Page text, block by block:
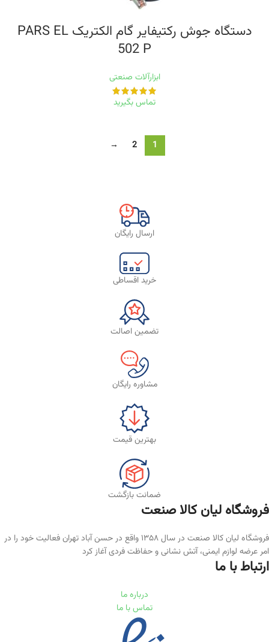
دستگاه جوش رکتیفایر گام الکتریک PARS EL
502 P
ابزارآلات صنعتی
تماس بگیرید
1
2
→
ارسال رایگان
خرید اقساطی
تضمین اصالت
مشاوره رایگان
بهترین قیمت
ضمانت بازگشت
فروشگاه لیان‌ کالا صنعت
فروشگاه لیان کالا صنعت در سال ۱۳۵۸ واقع در حسن آباد تهران فعالیت خود را در
امر عرضه لوازم ایمنی، آتش نشانی و حفاظت فردی آغاز کرد
ارتباط با ما
درباره ما
تماس با ما